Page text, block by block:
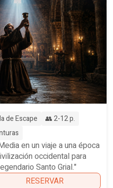
de Escape
👥 2-12 p.
en un viaje a una época
occidental para
Santo Grial."
RESERVAR